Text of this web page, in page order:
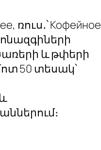
ռուս․՝ Кофейное
և թփերի
50 տեսակ՝